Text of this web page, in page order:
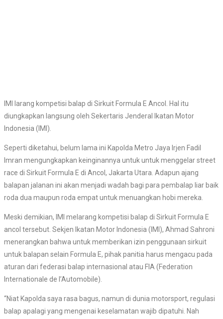
IMI larang kompetisi balap di Sirkuit Formula E Ancol. Hal itu
diungkapkan langsung oleh Sekertaris Jenderal Ikatan Motor
Indonesia (IMI).
Seperti diketahui, belum lama ini Kapolda Metro Jaya Irjen Fadil
Imran mengungkapkan keinginannya untuk untuk menggelar street
race di Sirkuit Formula E di Ancol, Jakarta Utara. Adapun ajang
balapan jalanan ini akan menjadi wadah bagi para pembalap liar baik
roda dua maupun roda empat untuk menuangkan hobi mereka.
Meski demikian, IMI melarang kompetisi balap di Sirkuit Formula E
ancol tersebut. Sekjen Ikatan Motor Indonesia (IMI), Ahmad Sahroni
menerangkan bahwa untuk memberikan izin penggunaan sirkuit
untuk balapan selain Formula E, pihak panitia harus mengacu pada
aturan dari federasi balap internasional atau FIA (Federation
Internationale de l’Automobile).
“Niat Kapolda saya rasa bagus, namun di dunia motorsport, regulasi
balap apalagi yang mengenai keselamatan wajib dipatuhi. Nah